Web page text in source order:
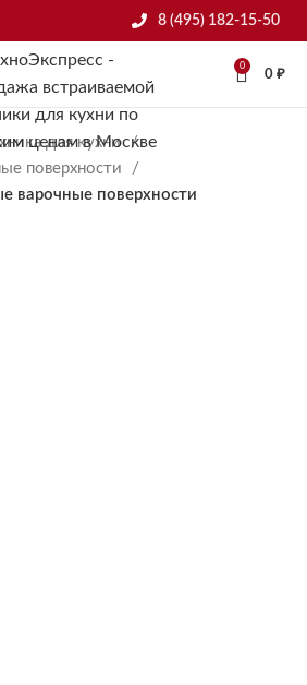
8 (495) 182-15-50
0
0 ₽
для кухни
поверхности
варочные поверхности